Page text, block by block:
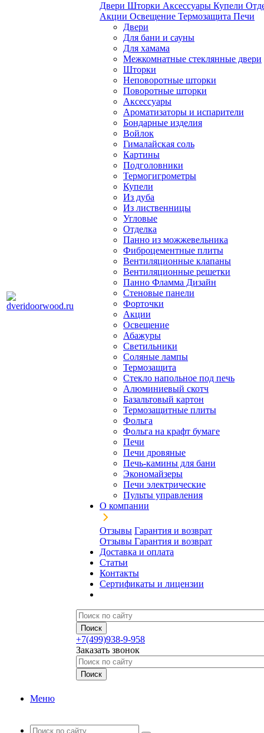
Двери Шторки Аксессуары Купели
Акции Освещение Термозащита Печи
Двери
Для бани и сауны
Для хамама
Межкомнатные стеклянные двери
Шторки
Неповоротные шторки
Поворотные шторки
Аксессуары
Ароматизаторы и испарители
Бондарные изделия
Войлок
Гималайская соль
Картины
Подголовники
Термогигрометры
Купели
Из дуба
Из лиственницы
Угловые
Отделка
Панно из можжевельника
Фиброцементные плиты
Вентиляционные клапаны
Вентиляционные решетки
Панно Фламма Дизайн
Стеновые панели
Форточки
Акции
Освещение
Абажуры
Светильники
Соляные лампы
Термозащита
Стекло напольное под печь
Алюминиевый скотч
Базальтовый картон
Термозащитные плиты
Фольга
Фольга на крафт бумаге
Печи
Печи дровяные
Печь-камины для бани
Экономайзеры
Печи электрические
Пульты управления
О компании
Отзывы Гарантия и возврат
Отзывы Гарантия и возврат
Доставка и оплата
Статьи
Контакты
Сертификаты и лицензии
+7(499)938-9-958
Заказать звонок
Меню